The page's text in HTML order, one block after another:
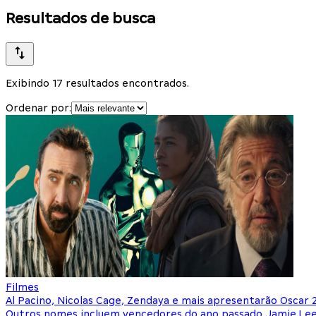
Resultados de busca
Exibindo 17 resultados encontrados.
Ordenar por:
Filmes
Al Pacino, Nicolas Cage, Zendaya e mais apresentarão Oscar